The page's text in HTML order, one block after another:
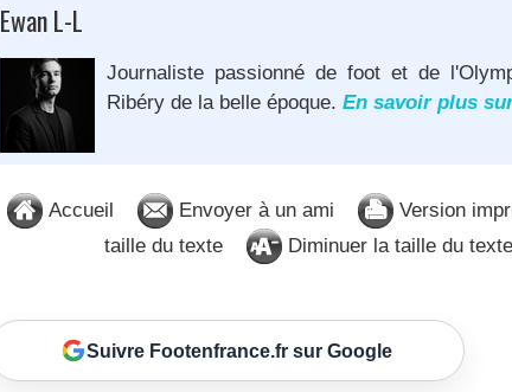
Ewan L-L
Journaliste passionné de foot et de
Ribéry de la belle époque. En savoir plus
Accueil Envoyer à un ami Version
taille du texte
Diminuer la taille du texte
Suivre Footenfrance.fr sur Google